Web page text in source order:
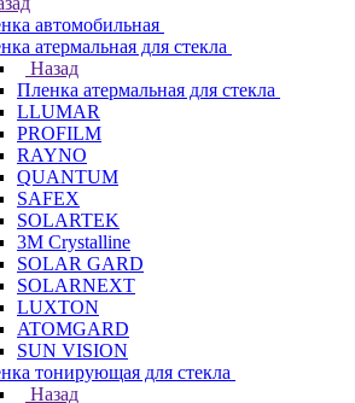
автомобильная
атермальная для стекла
Назад
Пленка атермальная для стекла
LLUMAR
PROFILM
RAYNO
QUANTUM
SAFEX
SOLARTEK
3M Crystalline
SOLAR GARD
SOLARNEXT
LUXTON
ATOMGARD
SUN VISION
тонирующая для стекла
Назад